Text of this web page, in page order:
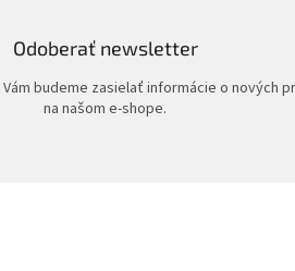
Odoberať newsletter
budeme zasielať informácie o nových
na našom e-shope.